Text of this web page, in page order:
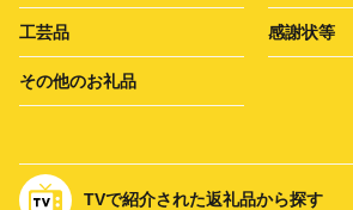
工芸品 感謝状等
その他のお礼品
TVで紹介された返礼品から探す